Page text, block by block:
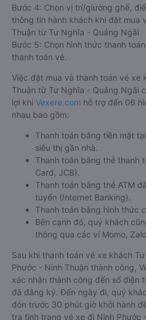
Bước 4: Chọn vị trí/giường ghế,
thông tin hành khách khi đặt mua
Thuận từ Tư Nghĩa - Quảng Ngãi
Bước 5: Chọn hình thức thanh
thanh toán vé.
Việc đặt mua và thanh toán vé xe
Thuận từ Tư Nghĩa - Quảng Ngãi
lợi khi Vexere.com hỗ trợ đến 06
nhau bao gồm:
Thanh toán bằng tiền mặt
siêu thị gần nhà.
Thanh toán bằng thẻ thanh
Card, JCB).
Thanh toán bằng thẻ ATM
tuyến (Internet Banking).
Thanh toán bằng hình thức
Bên cạnh đó, quý khách
thông qua các ví Momo,
Sau khi thanh toán vé xe khách
Phước - Ninh Thuận thành công,
xác nhận thành công đến số điện
đã đăng ký. Đến ngày đi, quý
đón trước 30 phút giờ khởi hành
tra tình trạng vé xe đi Ninh Phước